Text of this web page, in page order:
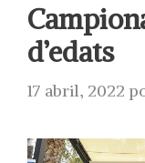
d’edats
17 abril, 2022